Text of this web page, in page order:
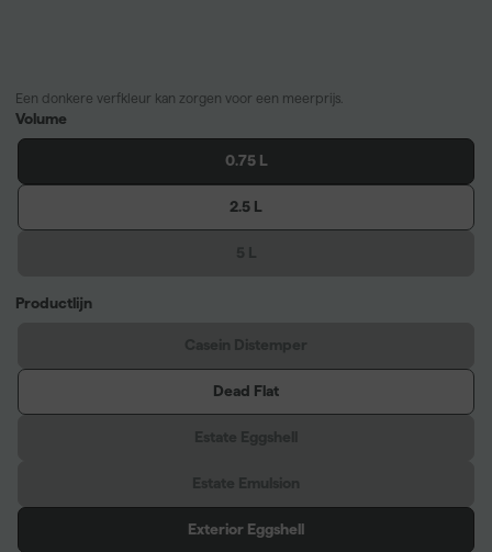
Een donkere verfkleur kan zorgen voor een meerprijs.
Volume
0.75 L
2.5 L
Productlijn
Dead Flat
Exterior Eggshell